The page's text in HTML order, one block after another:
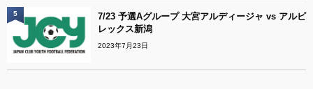
7/23 予選Aグループ 大宮アルディージャ vs アルビ
レックス新潟
2023年7月23日
5